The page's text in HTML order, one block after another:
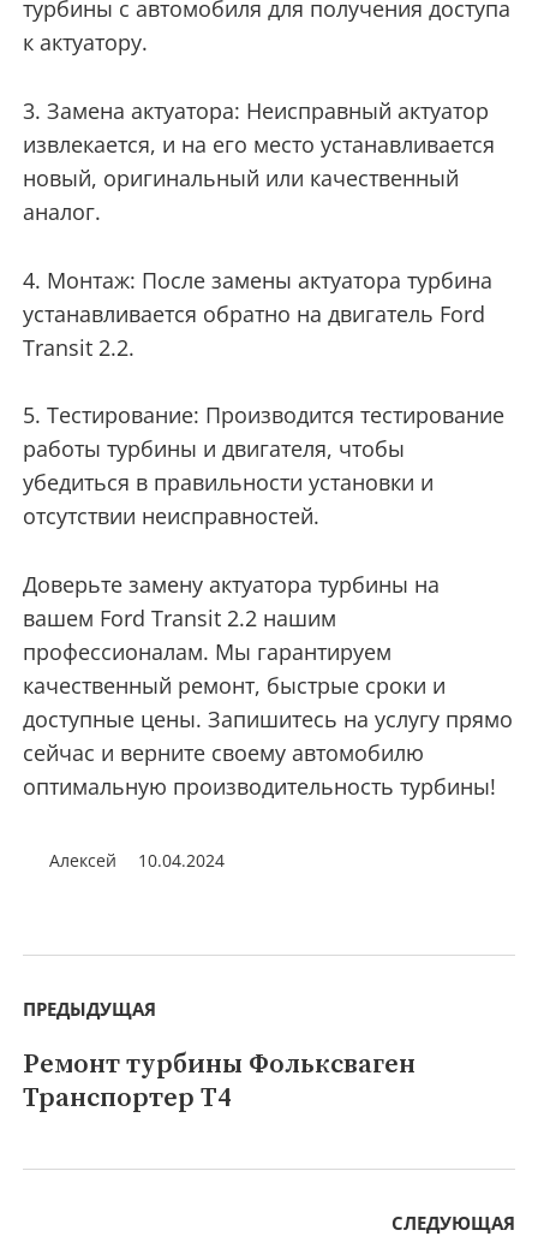
Алексей 10.04.2024
турбины с автомобиля для получения доступа
к актуатору.
3. Замена актуатора: Неисправный актуатор
извлекается, и на его место устанавливается
новый, оригинальный или качественный
аналог.
4. Монтаж: После замены актуатора турбина
устанавливается обратно на двигатель Ford
Transit 2.2.
5. Тестирование: Производится тестирование
работы турбины и двигателя, чтобы
убедиться в правильности установки и
отсутствии неисправностей.
Доверьте замену актуатора турбины на
вашем Ford Transit 2.2 нашим
профессионалам. Мы гарантируем
качественный ремонт, быстрые сроки и
доступные цены. Запишитесь на услугу прямо
сейчас и верните своему автомобилю
оптимальную производительность турбины!
по
записям
ПРЕДЫДУЩАЯ
Предыдущая
запись:
Ремонт турбины Фольксваген
Транспортер T4
СЛЕДУЮЩАЯ